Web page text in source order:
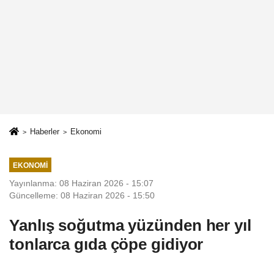
Haberler Ekonomi
EKONOMI
Yayınlanma: 08 Haziran 2026 - 15:07
Güncelleme: 08 Haziran 2026 - 15:50
Yanlış soğutma yüzünden her yıl
tonlarca gıda çöpe gidiyor